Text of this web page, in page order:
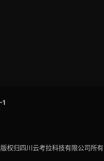
权归四川云考拉科技有限公司所有